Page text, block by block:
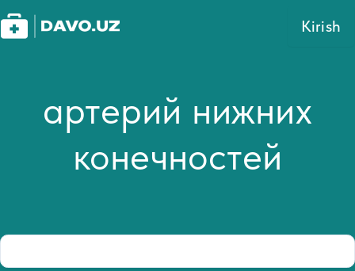
Kirish
артерий нижних
конечностей